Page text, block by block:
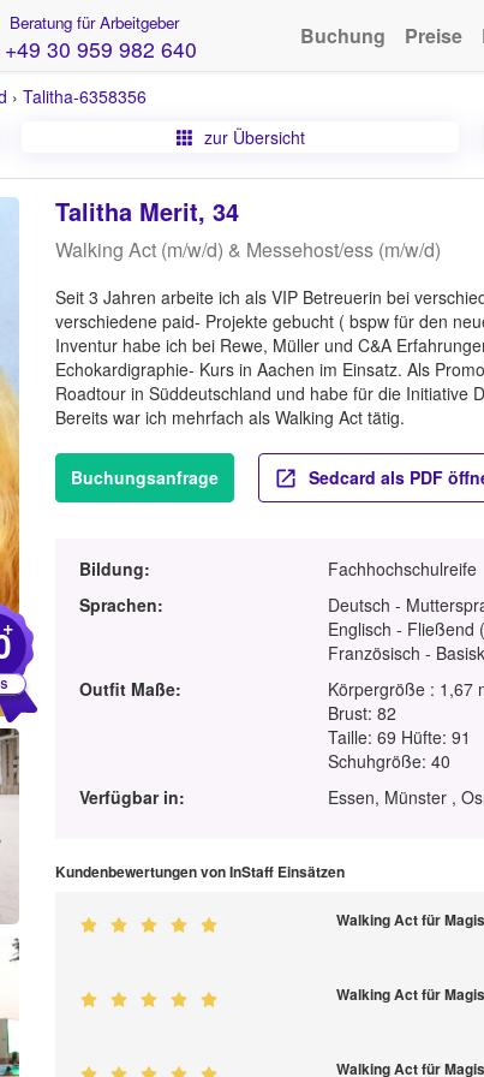
Beratung für Arbeitgeber
+49 30 959 982 640 Buchung Preise
› Talitha-6358356
zur Übersicht
+
Talitha Merit, 34
Walking Act (m/w/d) & Messehost/ess (m/w/d)
Seit 3 Jahren arbeite ich als VIP Betreuerin bei
verschiedene paid- Projekte gebucht ( bspw für den
Inventur habe ich bei Rewe, Müller und C&A
Echokardigraphie- Kurs in Aachen im Einsatz. Als
Roadtour in Süddeutschland und habe für die Initiative
Bereits war ich mehrfach als Walking Act tätig.
Buchungsanfrage Sedcard als PDF
Bildung:
Fachhochschulreife
Sprachen:
Deutsch -
Englisch - Fließend
Französisch -
Outfit Maße:
Körpergröße : 1,67
Brust: 82
Taille: 69 Hüfte: 91
Schuhgröße: 40
Verfügbar in:
Essen, Münster ,
Kundenbewertungen von InStaff Einsätzen
Walking Act für
Walking Act für
Walking Act für